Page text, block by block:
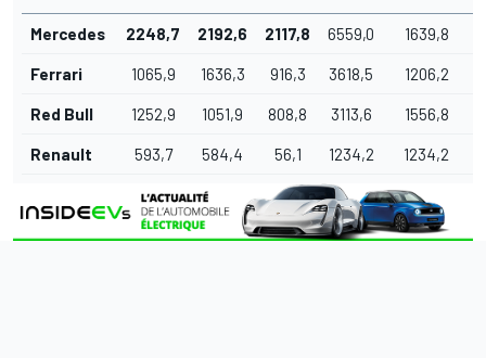
Mercedes 2248,7 2192,6 2117,8 6559,0 1639,8
Ferrari 1065,9 1636,3 916,3 3618,5 1206,2
Red Bull 1252,9 1051,9 808,8 3113,6 1556,8
Renault 593,7 584,4 56,1 1234,2 1234,2